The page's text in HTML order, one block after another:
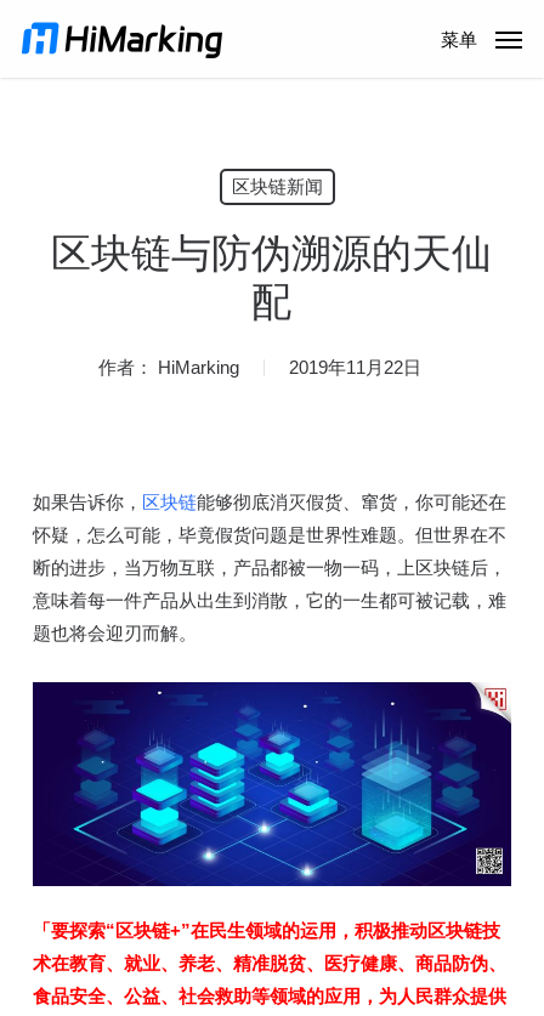
菜单
区块链新闻
区块链与防伪溯源的天仙
配
作者： HiMarking 2019年11月22日
如果告诉你， 区块链能够彻底消灭假货、窜货，你可能还在
怀疑，怎么可能，毕竟假货问题是世界性难题。但世界在不
断的进步，当万物互联，产品都被一物一码，上区块链后，
意味着每一件产品从出生到消散，它的一生都可被记载，难
题也将会迎刃而解。
「要探索“区块链+”在民生领域的运用，积极推动区块链技
术在教育、就业、养老、精准脱贫、医疗健康、商品防伪、
食品安全、公益、社会救助等领域的应用，为人民群众提供